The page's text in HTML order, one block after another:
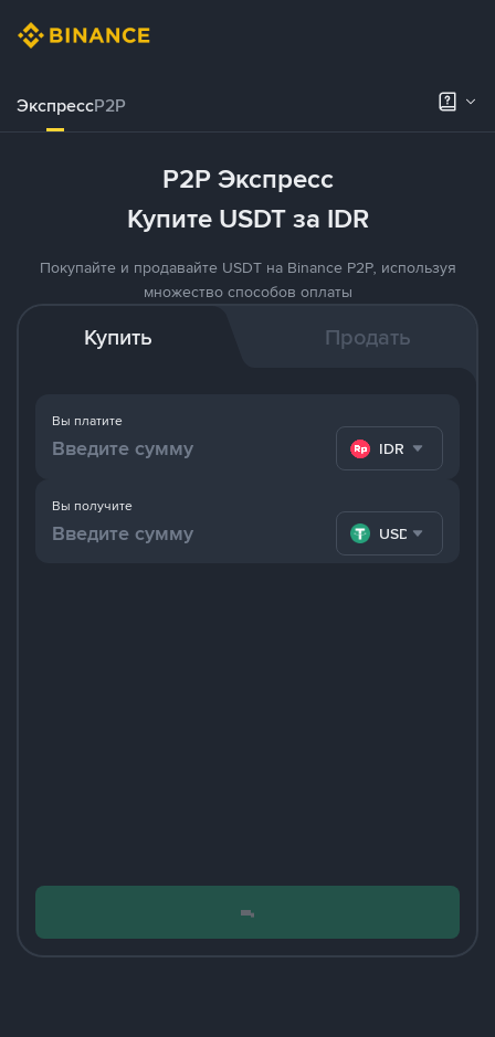
ЭкспрессP2P
P2P Экспресс
Купите USDT за IDR
Покупайте и продавайте USDT на Binance P2P, используя
множество способов оплаты
Купить Продать
Вы платите
IDR
Вы получите
USDT